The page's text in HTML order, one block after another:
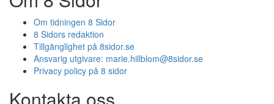
Om tidningen 8 Sidor
8 Sidors redaktion
Tillgänglighet på 8sidor.se
Ansvarig utgivare: marie.hillblom@8sidor.se
Privacy policy på 8 sidor